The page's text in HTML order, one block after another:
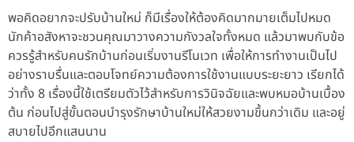
พอคิดอยากจะปรับบ้านใหม่ ก็มีเรื่องให้ต้องคิดมากมายเต็มไปหมด
นักค้าอสังหาจะชวนคุณมาวางความกังวลใจทั้งหมด แล้วมาพบกับข้อ
ควรรู้สำหรับคนรักบ้านก่อนเริ่มงานรีโนเวท เพื่อให้การทำงานเป็นไป
อย่างราบรื่นและตอบโจทย์ความต้องการใช้งานแบบระยะยาว เรียกได้
ว่าทั้ง 8 เรื่องนี้ใช้เตรียมตัวไว้สำหรับการวินิจฉัยและพบหมอบ้านเบื้อง
ต้น ก่อนไปสู่ขั้นตอนบำรุงรักษาบ้านใหม่ให้สวยงามขึ้นกว่าเดิม และอยู่
สบายไปอีกแสนนาน